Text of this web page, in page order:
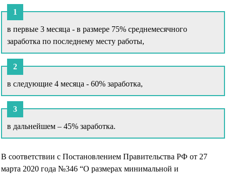
в первые 3 месяца - в размере 75% среднемесячного
заработка по последнему месту работы,
в следующие 4 месяца - 60% заработка,
в дальнейшем – 45% заработка.
В соответствии с Постановлением Правительства РФ от 27
марта 2020 года №346 “О размерах минимальной и